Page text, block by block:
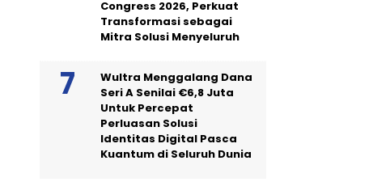
Congress 2026, Perkuat
Transformasi sebagai
Mitra Solusi Menyeluruh
Wultra Menggalang Dana
Seri A Senilai €6,8 Juta
Untuk Percepat
Perluasan Solusi
Identitas Digital Pasca
Kuantum di Seluruh Dunia